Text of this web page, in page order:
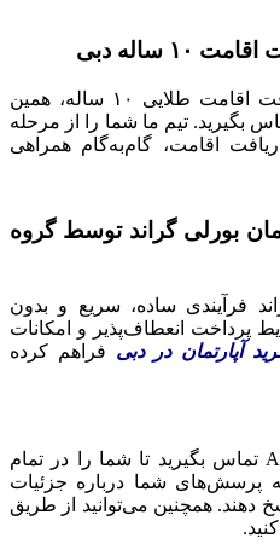
ساله دبی
و دریافت اقامت طلایی ۱۰ ساله، همین
بگیرید.تیم ما شما را از مرحله
اقامت، گام‌به‌گام همراهی
بورلی گراند توسط گروه
فرآیندی ساده، سریع و بدون
پرداخت انعطاف‌پذیر و امکانات
آپارتمان در دبی فراهم کرده
با کارشناسان حرفه‌ای Amlakuae تماس بگیرید تا شما را در تمام
پرسش‌های شما درباره جزئیات
دهند. همچنین می‌توانید از طریق